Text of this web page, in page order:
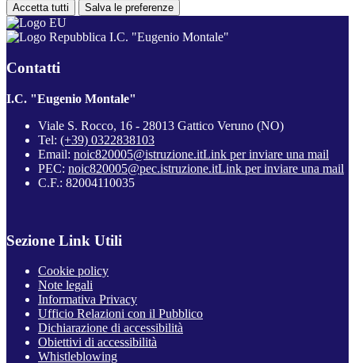
Accetta tutti Salva le preferenze
I.C. "Eugenio Montale"
Contatti
I.C. "Eugenio Montale"
Viale S. Rocco, 16 - 28013 Gattico Veruno (NO)
Tel: (+39) 0322838103
Email: noic820005@istruzione.itLink per inviare una mail
PEC: noic820005@pec.istruzione.itLink per inviare una mail
C.F.: 82004110035
Sezione Link Utili
Cookie policy
Note legali
Informativa Privacy
Ufficio Relazioni con il Pubblico
Dichiarazione di accessibilità
Obiettivi di accessibilità
Whistleblowing